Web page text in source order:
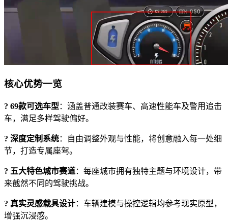
核心优势一览
? 69款可选车型 ：涵盖普通改装赛车、高速性能车及警用追击
车，满足多样驾驶偏好。
? 深度定制系统：自由调整外观与性能，将创意融入每一处细
节，打造专属座驾。
? 五大特色城市赛道：每座城市拥有独特主题与环境设计，带
来截然不同的驾驶挑战。
? 真实灵感载具设计：车辆建模与操控逻辑均参考现实原型，
增强沉浸感。